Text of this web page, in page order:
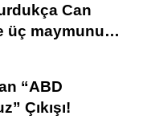
Can
üç maymunu
“ABD
Çıkışı!